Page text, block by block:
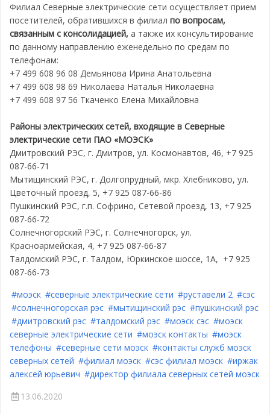
Филиал Северные электрические сети осуществляет прием
посетителей, обратившихся в филиал по вопросам,
связанным с консолидацией, а также их консультирование
по данному направлению еженедельно по средам по
телефонам:
+7 499 608 96 08 Демьянова Ирина Анатольевна
+7 499 608 98 69 Николаева Наталья Николаевна
+7 499 608 97 56 Ткаченко Елена Михайловна
Районы электрических сетей, входящие в Северные
электрические сети ПАО «МОЭСК»
Дмитровский РЭС, г. Дмитров, ул. Космонавтов, 46, +7 925
087-66-71
Мытищинский РЭС, г. Долгопрудный, мкр. Хлебниково, ул.
Цветочный проезд, 5, +7 925 087-66-86
Пушкинский РЭС, г.п. Софрино, Сетевой проезд, 13, +7 925
087-66-72
Солнечногорский РЭС, г. Солнечногорск, ул.
Красноармейская, 4, +7 925 087-66-87
Талдомский РЭС, г. Талдом, Юркинское шоссе, 1А, +7 925
087-66-73
#моэск #северные электрические сети #руставели 2 #сэс
#солнечногорская рэс #мытищинский рэс #пушкинский рэс
#дмитровский рэс #талдомский рэс #моэск сэс #моэск
северные электрические сети #моэск контакты #моэск
телефоны #северные сети моэск #контакты служб моэск
северных сетей #филиал моэск #сэс филиал моэск #иржак
алексей юрьевич #директор филиала северных сетей моэск
13.06.2020